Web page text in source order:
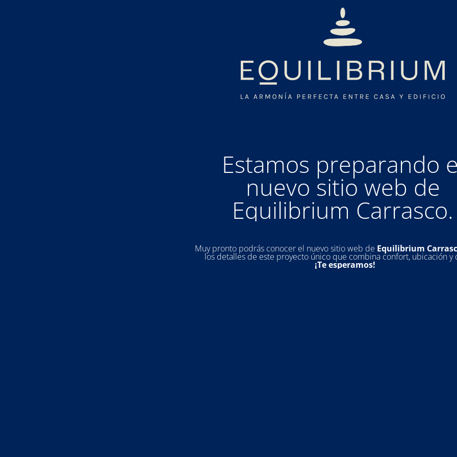
Estamos preparando
nuevo sitio web de
Equilibrium Carrasco.
Muy pronto podrás conocer el nuevo sitio web de Equilibrium
los detalles de este proyecto único que combina confort, ubicación y
¡Te esperamos!